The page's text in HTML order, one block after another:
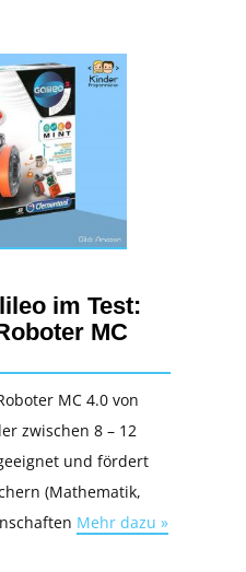
im Test:
MC
MC 4.0 von
zwischen 8 – 12
und fördert
(Mathematik,
Mehr dazu »